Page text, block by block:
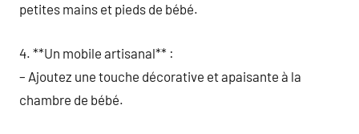
petites mains et pieds de bébé.
4. **Un mobile artisanal** :
– Ajoutez une touche décorative et apaisante à la
chambre de bébé.